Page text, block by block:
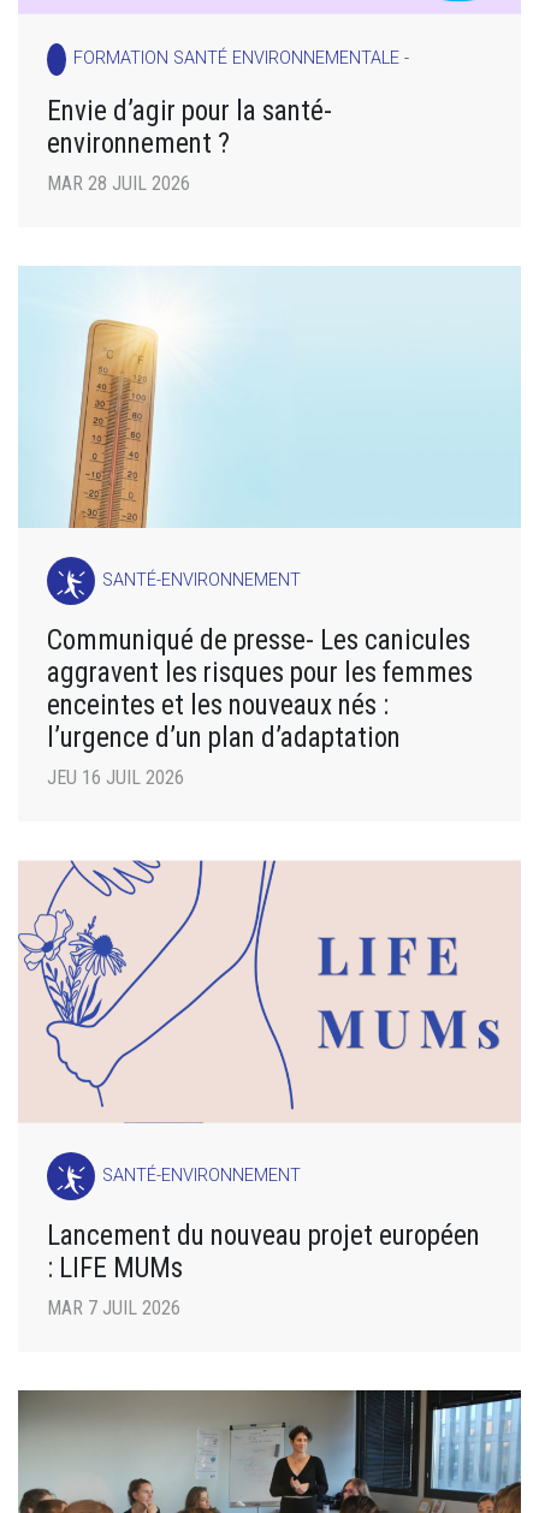
FORMATION SANTÉ ENVIRONNEMENTALE -
Envie d’agir pour la santé-
environnement ?
MAR 28 JUIL 2026
SANTÉ-ENVIRONNEMENT
Communiqué de presse- Les canicules
aggravent les risques pour les femmes
enceintes et les nouveaux nés :
l’urgence d’un plan d’adaptation
JEU 16 JUIL 2026
SANTÉ-ENVIRONNEMENT
Lancement du nouveau projet européen
: LIFE MUMs
MAR 7 JUIL 2026